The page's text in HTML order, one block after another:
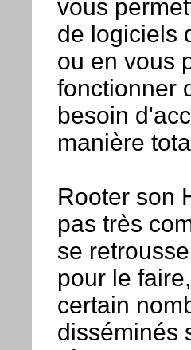
vous
de logiciels
ou en vous
fonctionner
besoin
manière
Rooter son
pas très
se
pour le
certain
disséminés